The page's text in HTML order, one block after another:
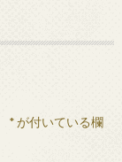
*が付いている欄